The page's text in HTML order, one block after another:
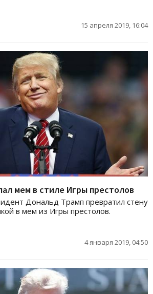
15 апреля 2019, 16:04
мем в стиле Игры престолов
Дональд Трамп превратил стену
в мем из Игры престолов.
4 января 2019, 04:50